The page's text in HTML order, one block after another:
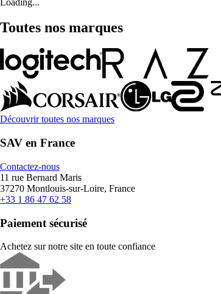
Toutes nos marques
Découvrir toutes nos marques
SAV en France
Contactez-nous
11 rue Bernard Maris
37270 Montlouis-sur-Loire, France
+33 1 86 47 62 58
Paiement sécurisé
Achetez sur notre site en toute confiance